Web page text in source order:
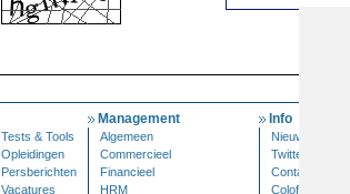
Tests & Tools
Opleidingen
Persberichten
Vacatures
Management
Algemeen
Commercieel
Financieel
HRM
Info
Nieuwsbrief
Twitter
Contact
Colofon